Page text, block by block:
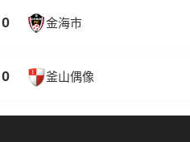
金海市
釜山偶像